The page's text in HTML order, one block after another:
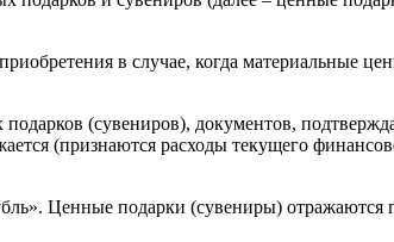
в случае, когда материальные
(сувениров), документов,
(признаются расходы текущего
Ценные подарки (сувениры) отражаются